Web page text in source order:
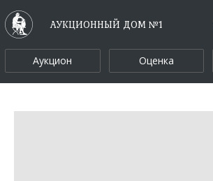
АУКЦИОННЫЙ ДОМ №1
Аукцион Оценка